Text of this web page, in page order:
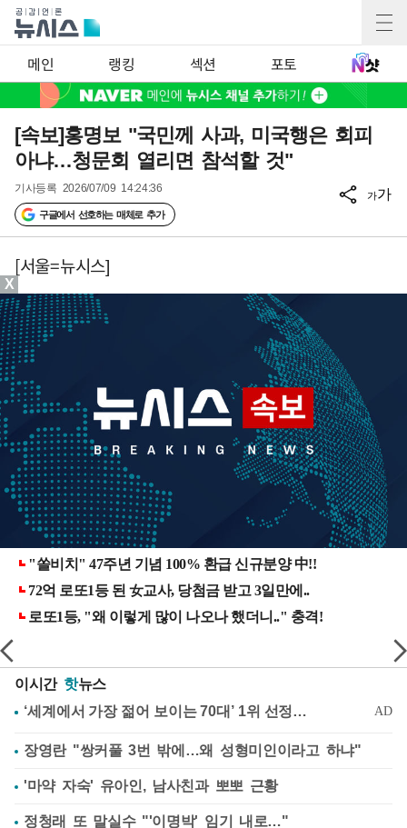
메인 랭킹 섹션 포토
[속보]홍명보 "국민께 사과, 미국행은 회피
아냐…청문회 열리면 참석할 것"
기사등록 2026/07/09 14:24:36
구글에서 선호하는 매체로 추가
가가
[서울=뉴시스]
이시간 핫뉴스
장영란 "쌍커풀 3번 밖에…왜 성형미인이라고 하냐"
'마약 자숙' 유아인, 남사친과 뽀뽀 근황
정청래 또 말실수 "'이명박' 임기 내로…"
X